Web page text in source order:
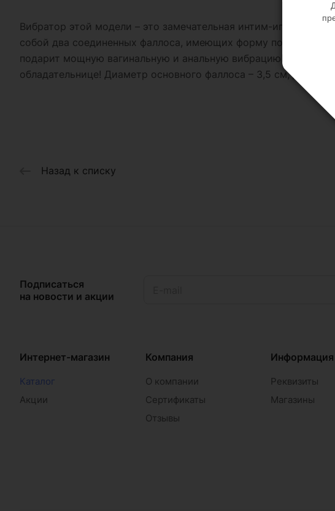
Вибратор этой модели – это замечательная интим-игрушка,
собой два соединенных фаллоса, имеющих форму полового
подарит мощную вагинальную и анальную вибрацию и
обладательнице! Диаметр основного фаллоса – 3,5 см, диаметр
Назад к списку
Подписаться
на новости и акции
Интернет-магазин
Каталог
Акции
Компания
О компании
Сертификаты
Отзывы
Информация
Реквизиты
Магазины